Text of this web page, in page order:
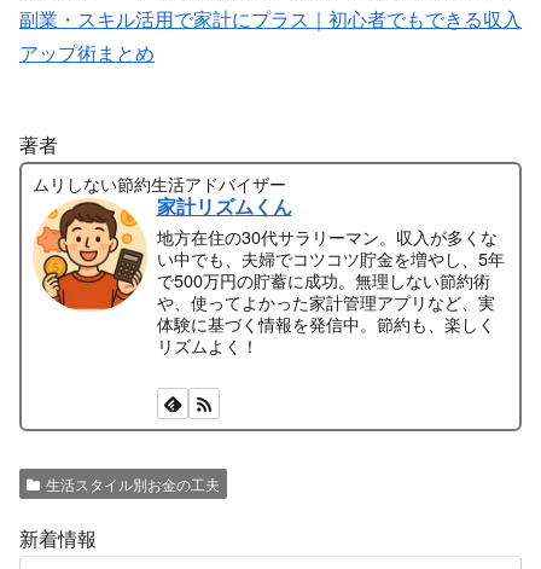
副業・スキル活用で家計にプラス｜初心者でもできる収入
アップ術まとめ
著者
ムリしない節約生活アドバイザー
家計リズムくん
地方在住の30代サラリーマン。収入が多くな
い中でも、夫婦でコツコツ貯金を増やし、5年
で500万円の貯蓄に成功。無理しない節約術
や、使ってよかった家計管理アプリなど、実
体験に基づく情報を発信中。節約も、楽しく
リズムよく！
生活スタイル別お金の工夫
新着情報